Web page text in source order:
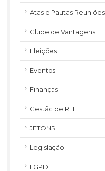
Atas e Pautas Reuniões
Clube de Vantagens
Eleições
Eventos
Finanças
Gestão de RH
JETONS
Legislação
LGPD